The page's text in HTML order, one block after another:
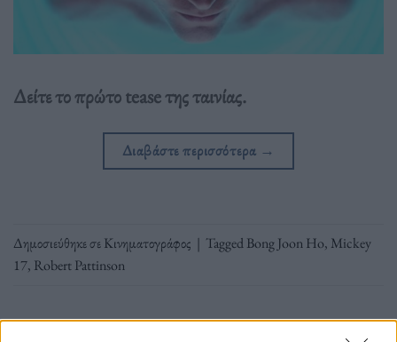
Δείτε το πρώτο tease της ταινίας.
Διαβάστε περισσότερα →
Δημοσιεύθηκε σεΚινηματογράφος | TaggedBong Joon Ho, Mickey
17, Robert Pattinson